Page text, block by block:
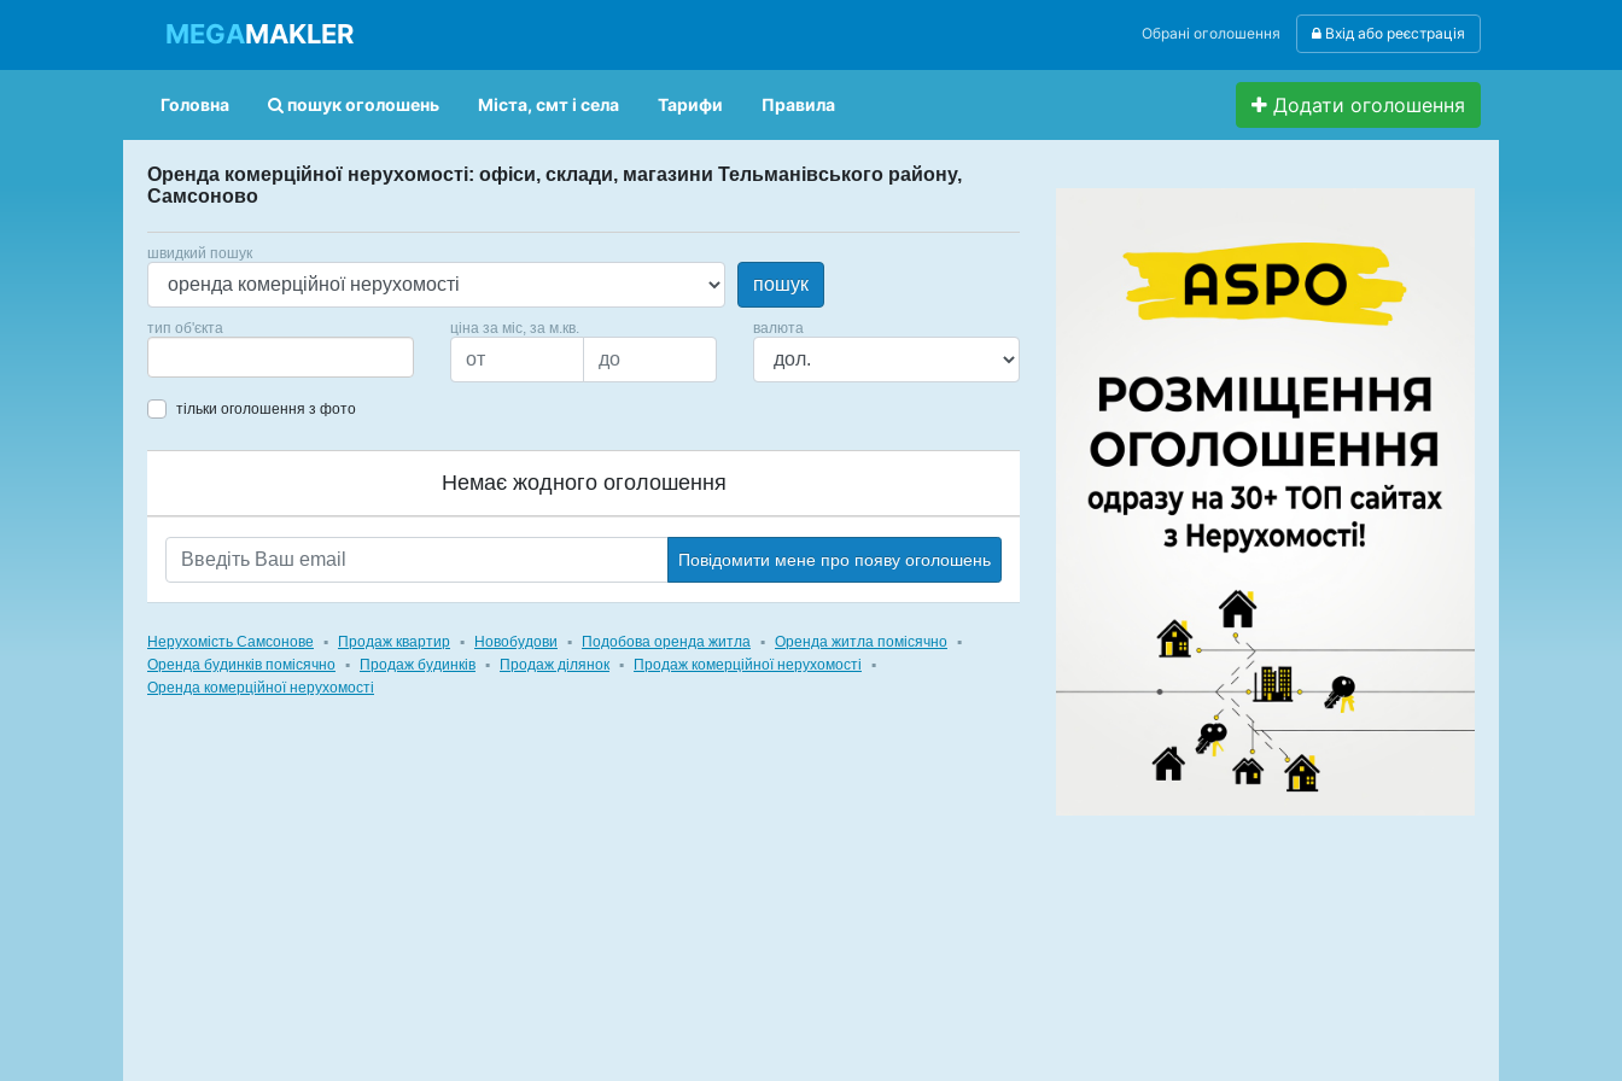
MEGAMAKLER Обрані оголошення Вхід або реєстрація
Головна пошук оголошень Міста, смт і села Тарифи Правила Додати оголошення
Оренда комерційної нерухомості: офіси, склади, магазини Тельманівського району,
Самсоново
швидкий пошук
пошук
тип об'єкта ціна за міс, за м.кв. валюта
тільки оголошення з фото
Немає жодного оголошення
Повідомити мене про появу оголошень
Нерухомість Самсонове ▪ Продаж квартир ▪ Новобудови ▪ Подобова оренда житла ▪ Оренда житла помісячно ▪
Оренда будинків помісячно ▪ Продаж будинків ▪ Продаж ділянок ▪ Продаж комерційної нерухомості
▪
Оренда комерційної нерухомості